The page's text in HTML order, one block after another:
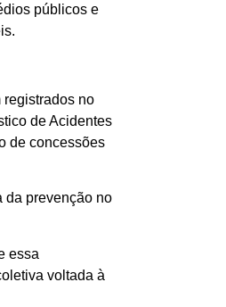
públicos e
registrados no
de Acidentes
de concessões
da prevenção no
essa
voltada à